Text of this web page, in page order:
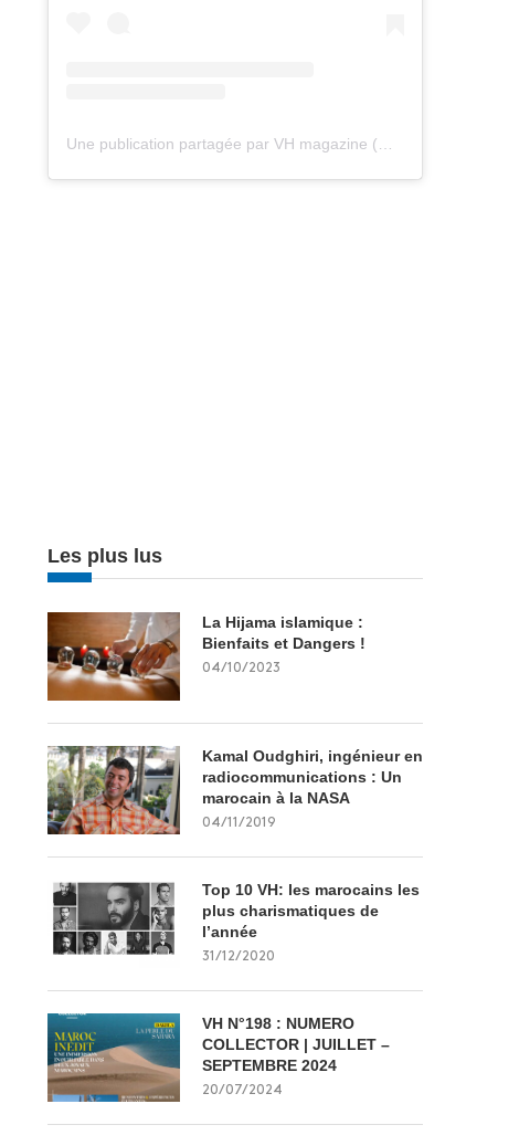
Les plus lus
La Hijama islamique :
Bienfaits et Dangers !
04/10/2023
Kamal Oudghiri, ingénieur en
radiocommunications : Un
marocain à la NASA
04/11/2019
Top 10 VH: les marocains les
plus charismatiques de
l’année
31/12/2020
VH N°198 : NUMERO
COLLECTOR | JUILLET –
SEPTEMBRE 2024
20/07/2024